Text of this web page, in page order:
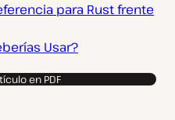
para Rust frente
Usar?
en PDF